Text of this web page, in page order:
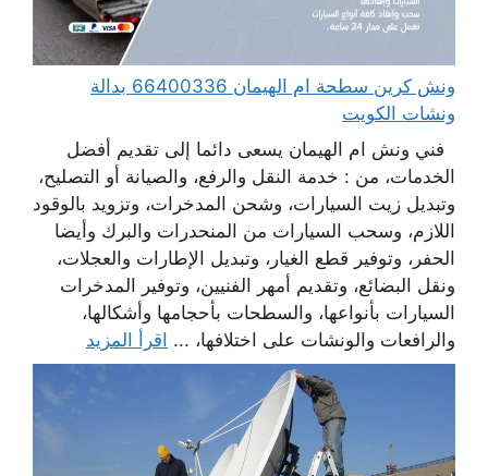
ونش كرين سطحة ام الهيمان 66400336 بدالة
ونشات الكويت
فني ونش ام الهيمان يسعى دائما إلى تقديم أفضل
الخدمات، من : خدمة النقل والرفع، والصيانة أو التصليح،
وتبديل زيت السيارات، وشحن المدخرات، وتزويد بالوقود
اللازم، وسحب السيارات من المنحدرات والبرك وأيضا
الحفر، وتوفير قطع الغيار، وتبديل الإطارات والعجلات،
ونقل البضائع، وتقديم أمهر الفنيين، وتوفير المدخرات
السيارات بأنواعها، والسطحات بأحجامها وأشكالها،
والرافعات والونشات على اختلافها، ... اقرأ المزيد